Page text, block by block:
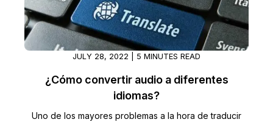
JULY 28, 2022 | 5 MINUTES READ
¿Cómo convertir audio a diferentes
idiomas?
Uno de los mayores problemas a la hora de traducir